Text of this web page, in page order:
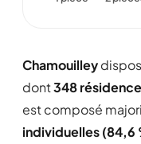
29/06/
ceux qui
notamment
vitesse. les
de plus je pense
Chamouilley
dont348
est composé
individuelles (84,6